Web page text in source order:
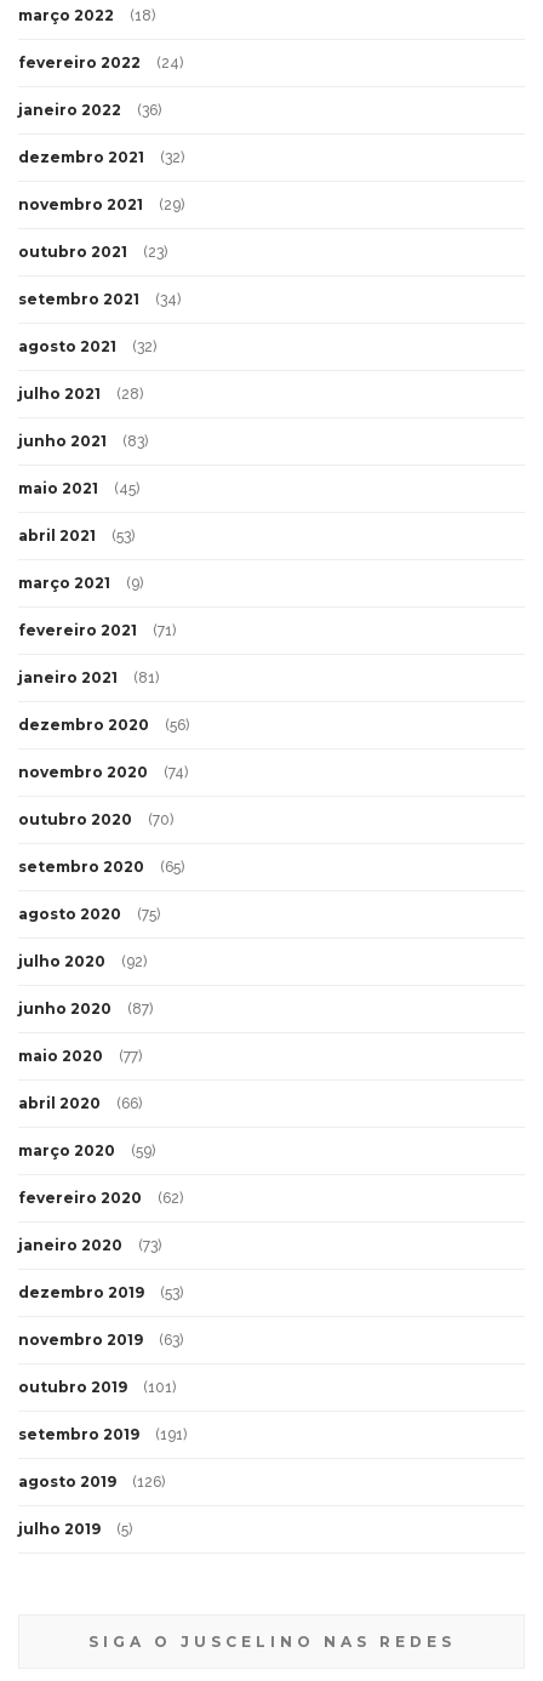
março 2022 (18)
fevereiro 2022 (24)
janeiro 2022 (36)
dezembro 2021 (32)
novembro 2021 (29)
outubro 2021 (23)
setembro 2021 (34)
agosto 2021 (32)
julho 2021 (28)
junho 2021 (83)
maio 2021 (45)
abril 2021 (53)
março 2021 (9)
fevereiro 2021 (71)
janeiro 2021 (81)
dezembro 2020 (56)
novembro 2020 (74)
outubro 2020 (70)
setembro 2020 (65)
agosto 2020 (75)
julho 2020 (92)
junho 2020 (87)
maio 2020 (77)
abril 2020 (66)
março 2020 (59)
fevereiro 2020 (62)
janeiro 2020 (73)
dezembro 2019 (53)
novembro 2019 (63)
outubro 2019 (101)
setembro 2019 (191)
agosto 2019 (126)
julho 2019 (5)
SIGA O JUSCELINO NAS REDES